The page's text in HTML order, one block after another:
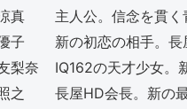
真
主人公。信念を貫く
子
新の初恋の相手。長
梨奈
IQ162の天才少女。
之
長屋HD会長。新の